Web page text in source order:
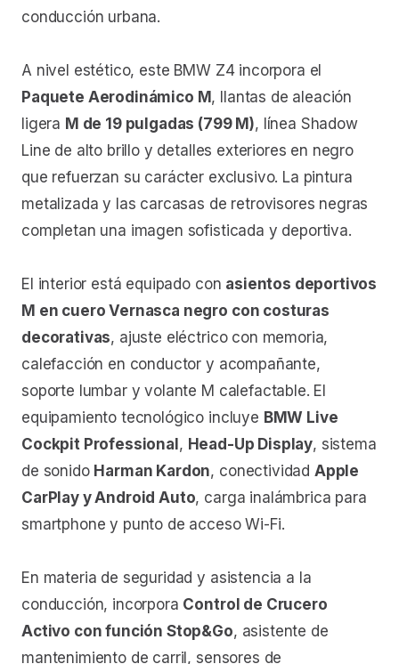
conducción urbana.
A nivel estético, este BMW Z4 incorpora el
Paquete Aerodinámico M, llantas de aleación
ligera M de 19 pulgadas (799 M), línea Shadow
Line de alto brillo y detalles exteriores en negro
que refuerzan su carácter exclusivo. La pintura
metalizada y las carcasas de retrovisores negras
completan una imagen sofisticada y deportiva.
El interior está equipado con asientos deportivos
M en cuero Vernasca negro con costuras
decorativas, ajuste eléctrico con memoria,
calefacción en conductor y acompañante,
soporte lumbar y volante M calefactable. El
equipamiento tecnológico incluye BMW Live
Cockpit Professional, Head-Up Display, sistema
de sonido Harman Kardon, conectividad Apple
CarPlay y Android Auto, carga inalámbrica para
smartphone y punto de acceso Wi-Fi.
En materia de seguridad y asistencia a la
conducción, incorpora Control de Crucero
Activo con función Stop&Go, asistente de
mantenimiento de carril, sensores de